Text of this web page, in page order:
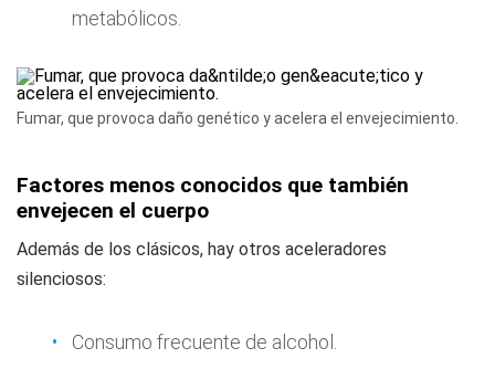
metabólicos.
Fumar, que provoca daño genético y acelera el envejecimiento.
Factores menos conocidos que también
envejecen el cuerpo
Además de los clásicos, hay otros aceleradores
silenciosos:
Consumo frecuente de alcohol.